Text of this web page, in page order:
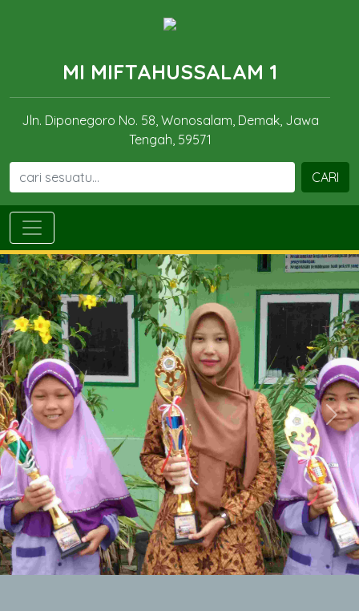
MI MIFTAHUSSALAM 1
Jln. Diponegoro No. 58, Wonosalam, Demak, Jawa
Tengah, 59571
CARI
Previous Next